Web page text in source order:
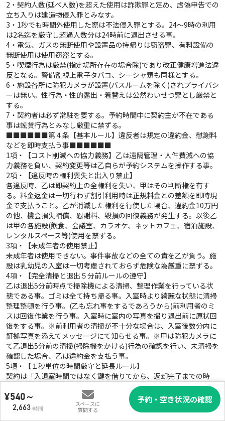
2・契約人数(延べ人数)を超えた使用は詐欺罪と定め、虚偽申告での
立ち入りは建造物侵入罪とみなす。
3・1秒でも時間外使用した際は不法侵入罪とする。24〜9時の利用
は2名迄を厳守し超過人数分は24時前に退出させる事。
4・電気、ガスの無断使用や設置品の持帰りは窃盗罪、有料設備の
無断使用は使用窃盗とする。
5・喫煙行為は厳禁(指定場所存在の場合除)であり改正健康増進法違
反となる。警備監視上電子タバコ、シーシャ類も同様とする。
6・施設各所に防犯カメラが設置(バスルームを除く)されプライバシ
ーは無い。性行為・性的露出・着替えは公然わいせつ罪とし厳禁と
する。
7・契約者は必ず常駐を要する。予約時間中に契約主が不在である
事は転貸行為とみなし厳重に禁ずる。
■■■■■■第４条【基本ルール】違反者は規定の違約金、慰謝料
などを即時支払う事■■■■■■
1項・【コスト削減への協力義務】乙は遠隔管理・人件費減への協
力義務を負い、契約変更等は乙自らが予約システムを操作する事。
2項・【違反時の権利喪失と出入り禁止】
各違反時、乙は即契約上の全権利を失い、甲はその判断権を有す
る。料金返金は一切行わず割引利用時は正規料金との差額を即時現
金で支払うこと。乙が消滅した権利を行使した場合、違約金10万円
の他、機会損失補償、慰謝料、毀損の回復義務が発生する。以後乙
は甲の各施設(飲食、会議室、カラオケ、ネットカフェ、宿泊施設、
レンタルスペース等)使用を禁ずる。
3項・【未成年者の使用禁止】
未成年者は使用できない。事件事故などの全ての責を乙が負う。施
設は乳幼児の入室は一切考慮されておらず危険な為厳重に禁ずる。
4項・【完全清掃と退出５分前ルールの遵守】
乙は退出5分前時点で掃除機による清掃、整理作業を行っている状
態である事。ゴミは全て持ち帰る事。入室時より綺麗な状態に清掃
整理整頓を行う事。(乙も忘れ事をするであろうから)前利用者のミ
スは回復作業を行う事。入室時に室内の写真を撮り退出前に原状回
復をする事。※前利用者の清掃が不十分な場合は、入室後数分内に
証拠写真を添えてメッセージにて知らせる事。※甲は防犯カメラに
て乙退出5分前の清掃(掃除機をかける)行為の確認を行い、未清掃を
確認した場合、乙は違約金を支払う事。
5項・【１秒単位の時間厳守と延長ルール】
契約は「入退室時間ではなく鍵を借りてから、返却完了までの時
間」である。１秒の超過も厳禁とし時間内の入退室は自由とする。
予約よりも早く入室(遅く退室)したい際はその利用前にオプション
契約を行う事。無断延長は即座に違法行為(建造物侵入罪等)として
¥540～
2,663/時間
スペースに
質問する
予約・空き状況の確認